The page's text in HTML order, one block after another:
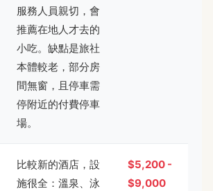
服務人員親切，會
推薦在地人才去的
小吃。缺點是旅社
本體較老，部分房
間無窗，且停車需
停附近的付費停車
場。
比較新的酒店，設
施很全：溫泉、泳
$5,200 -
$9,000